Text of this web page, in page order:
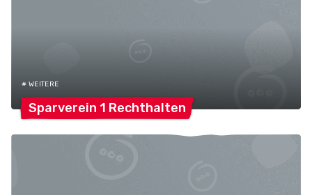
# WEITERE
Sparverein 1 Rechthalten